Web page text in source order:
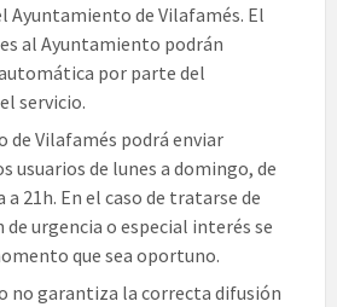
Ayuntamiento de Vilafamés. El
al Ayuntamiento podrán
por parte del
servicio.
de Vilafamés podrá enviar
usuarios de lunes a domingo, de
a 21h. En el caso de tratarse de
urgencia o especial interés se
que sea oportuno.
no garantiza la correcta difusión